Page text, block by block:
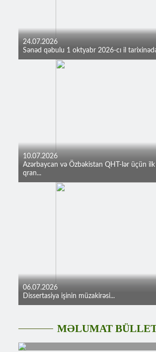
24.07.2026
Sənəd qəbulu 1 oktyabr 2026-cı il
10.07.2026
Azərbaycan və Özbəkistan QHT-lər üçün
qran...
06.07.2026
Dissertasiya işinin müzakirəsi...
MƏLUMAT